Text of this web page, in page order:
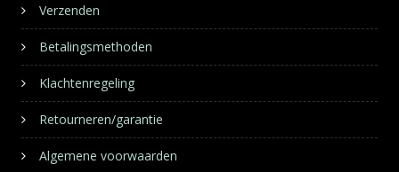
Verzenden
Betalingsmethoden
Klachtenregeling
Retourneren/garantie
Algemene voorwaarden